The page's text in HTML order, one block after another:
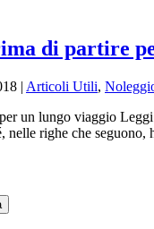
di partire
| Articoli Utili,
un lungo viaggio
nelle righe che seguono,